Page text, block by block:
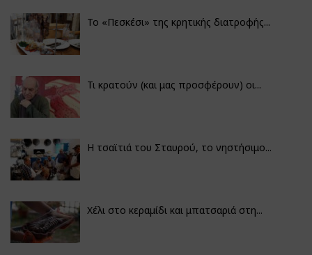
Το «Πεσκέσι» της κρητικής διατροφής...
Τι κρατούν (και μας προσφέρουν) οι...
Η τσαϊτιά του Σταυρού, το νηστήσιμο...
Χέλι στο κεραμίδι και μπατσαριά στη...